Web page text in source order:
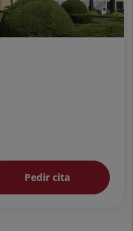
Pedir cita